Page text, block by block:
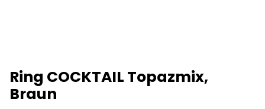
Ring COCKTAIL Topazmix,
Braun